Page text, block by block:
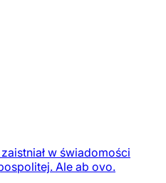
w świadomości
Ale ab ovo.